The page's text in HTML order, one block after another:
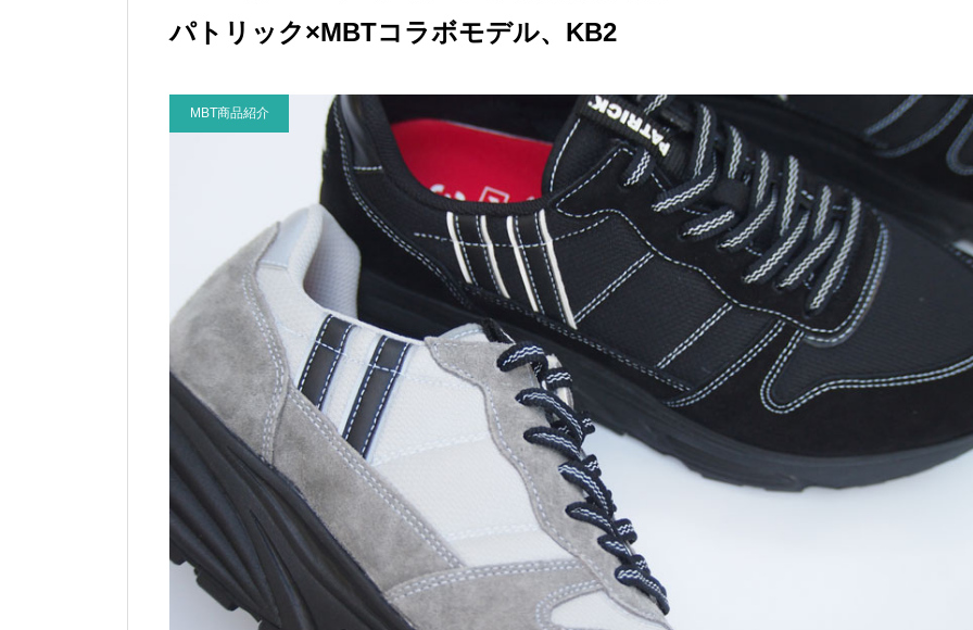
パトリック×MBTコラボモデル、KB2
MBT商品紹介